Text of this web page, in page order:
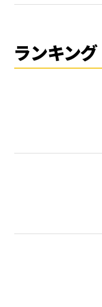
ランキング